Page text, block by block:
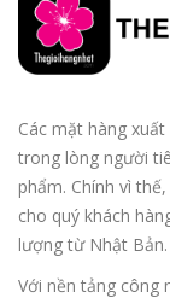
Các mặt hàng
trong lòng người
phẩm. Chính vì
cho quý khách
lượng từ Nhật Bản.
Với nền tảng công